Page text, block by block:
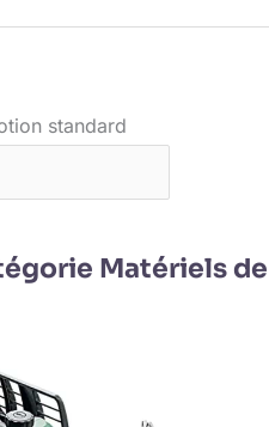
Matériels de